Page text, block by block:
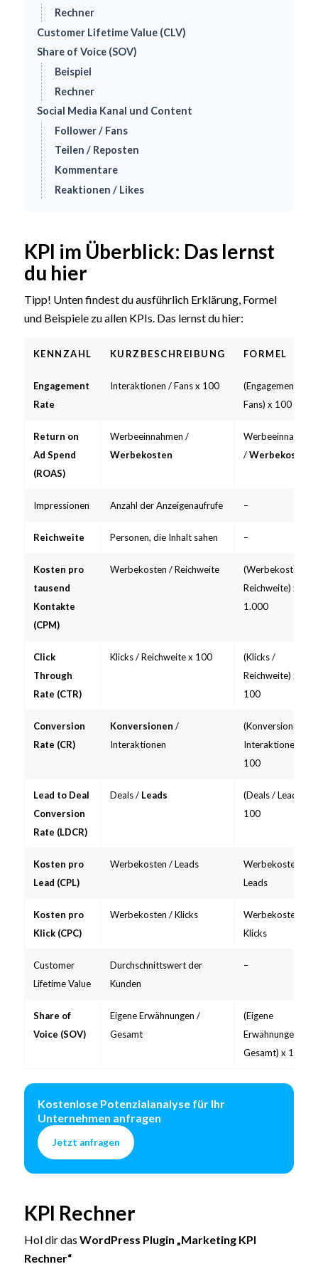
Rechner
Customer Lifetime Value (CLV)
Share of Voice (SOV)
Beispiel
Rechner
Social Media Kanal und Content
Follower / Fans
Teilen / Reposten
Kommentare
Reaktionen / Likes
KPI im Überblick: Das lernst
du hier
Tipp! Unten findest du ausführlich Erklärung, Formel
und Beispiele zu allen KPIs. Das lernst du hier:
KENNZAHL KURZBESCHREIBUNG FORMEL
Engagement
Rate
Interaktionen / Fans x 100
(Engagements /
Fans) x 100
Return on
Ad Spend
(ROAS)
Werbeeinnahmen /
Werbekosten
Werbeeinnahmen
/Werbekosten
Impressionen Anzahl der Anzeigenaufrufe –
Reichweite Personen, die Inhalt sahen –
Kosten pro
tausend
Kontakte
(CPM)
Werbekosten / Reichweite
(Werbekosten /
Reichweite) x
1.000
Click
Through
Rate (CTR)
Klicks / Reichweite x 100
(Klicks /
Reichweite) x
100
Conversion
Rate (CR)
Konversionen /
Interaktionen
(Konversionen /
Interaktionen) x
100
Lead to Deal
Conversion
Rate (LDCR)
Deals / Leads
(Deals / Leads) x
100
Kosten pro
Lead (CPL)
Werbekosten / Leads
Werbekosten /
Leads
Kosten pro
Klick (CPC)
Werbekosten / Klicks
Werbekosten /
Klicks
Customer
Lifetime Value
Durchschnittswert der
Kunden
–
Share of
Voice (SOV)
Eigene Erwähnungen /
Gesamt
(Eigene
Erwähnungen /
Gesamt) x 100
Kostenlose Potenzialanalyse für Ihr
Unternehmen anfragen
Jetzt anfragen
KPI Rechner
Hol dir das WordPress Plugin „Marketing KPI
Rechner“